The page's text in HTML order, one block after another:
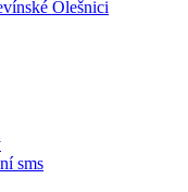
Olešnici
sms